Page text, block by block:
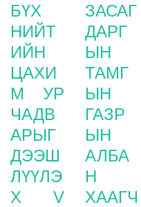
БҮХ
НИЙТ
ИЙН
ЦАХИ
М УР
ЧАДВ
АРЫГ
ДЭЭШ
ЛҮҮЛЭ
Х V
ЗАСАГ
ДАРГ
ЫН
ТАМГ
ЫН
ГАЗР
ЫН
АЛБА
Н
ХААГЧ